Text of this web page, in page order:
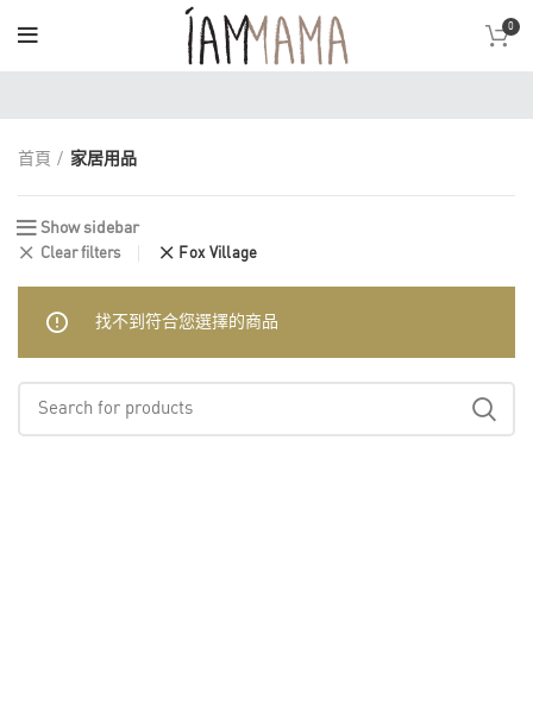
0
首頁 家居用品
Show sidebar
Clear filters Fox Village
找不到符合您選擇的商品